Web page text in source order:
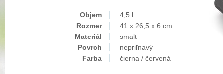
Objem
4,5 l
Rozmer
41 x 26,5 x 6 cm
Materiál
smalt
Povrch
nepriľnavý
Farba
čierna / červená